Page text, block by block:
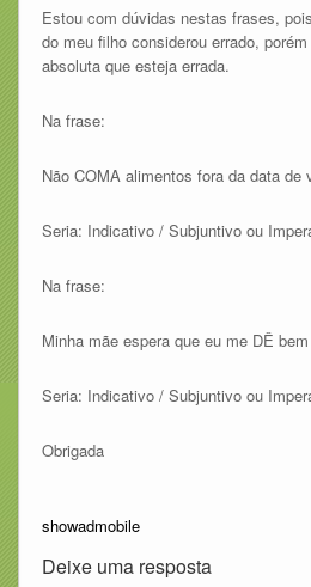
Estou com dúvidas nestas frases,
do meu filho considerou errado,
absoluta que esteja errada.
Na frase:
Não COMA alimentos fora da data de
Seria: Indicativo / Subjuntivo ou
Na frase:
Minha mãe espera que eu me DÊ
Seria: Indicativo / Subjuntivo ou
Obrigada
showadmobile
Deixe uma resposta